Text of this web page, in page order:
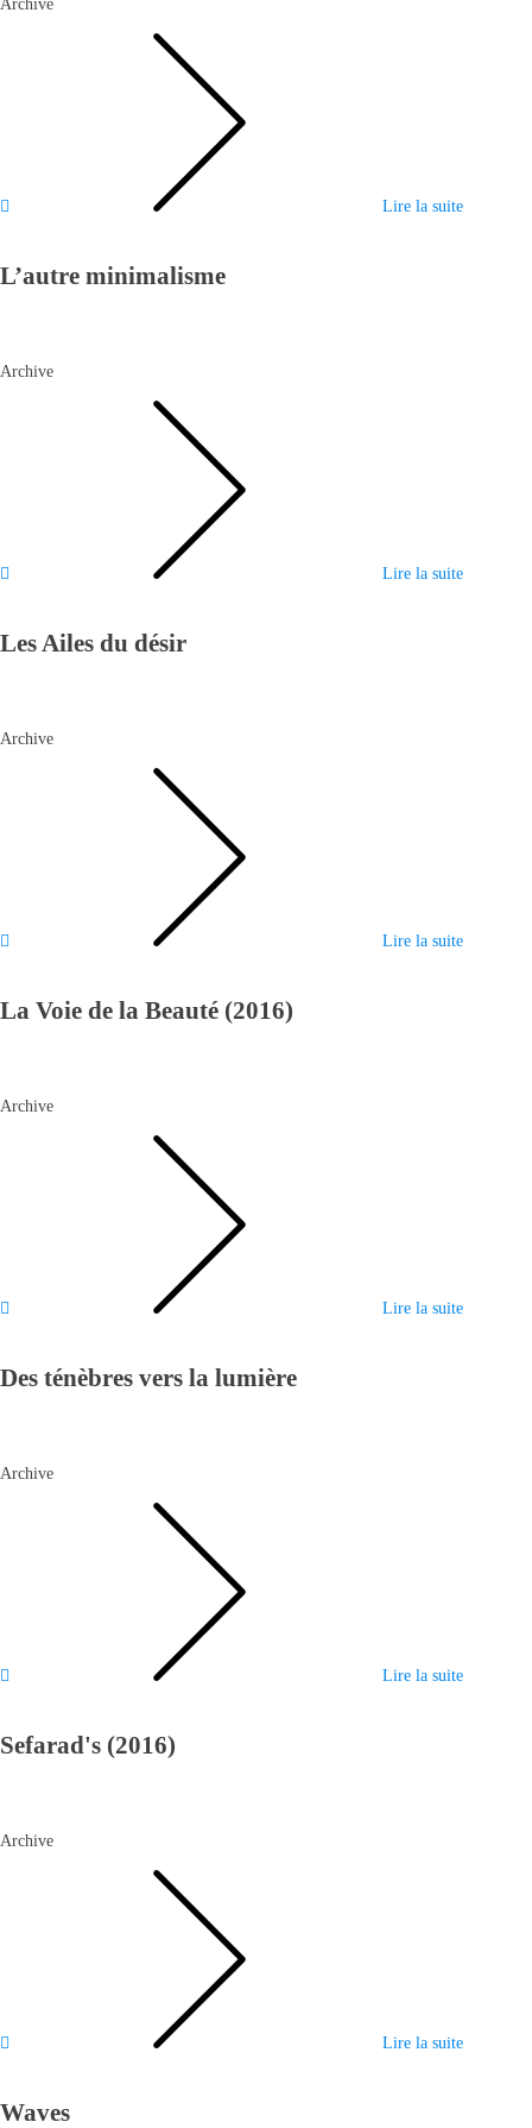
Archive
Lire la suite
L’autre minimalisme
Archive
Lire la suite
Les Ailes du désir
Archive
Lire la suite
La Voie de la Beauté (2016)
Archive
Lire la suite
Des ténèbres vers la lumière
Archive
Lire la suite
Sefarad's (2016)
Archive
Lire la suite
Waves